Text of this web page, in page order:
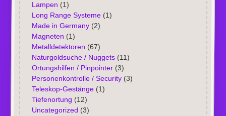
Lampen (1)
Long Range Systeme(1)
Made in Germany(2)
Magneten (1)
Metalldetektoren (67)
Naturgoldsuche / Nuggets(11)
Ortungshilfen / Pinpointer(3)
Personenkontrolle / Security(3)
Teleskop-Gestänge(1)
Tiefenortung (12)
Uncategorized (3)